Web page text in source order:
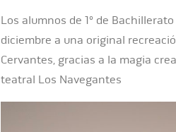
Los alumnos de 1º de
diciembre a una original
Cervantes, gracias a la magia
teatral Los Navegantes